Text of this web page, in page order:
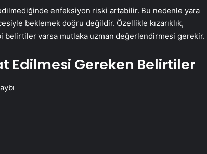
enfeksiyon riski artabilir. Bu nedenle yara
beklemek doğru değildir. Özellikle kızarıklık,
belirtiler varsa mutlaka uzman değerlendirmesi gerekir.
Edilmesi Gereken Belirtiler